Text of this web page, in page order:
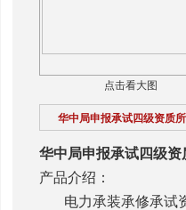
点击看大图
华中局申报承试四级资质
华中局申报承试四级
产品介绍：
电力承装承修承试资